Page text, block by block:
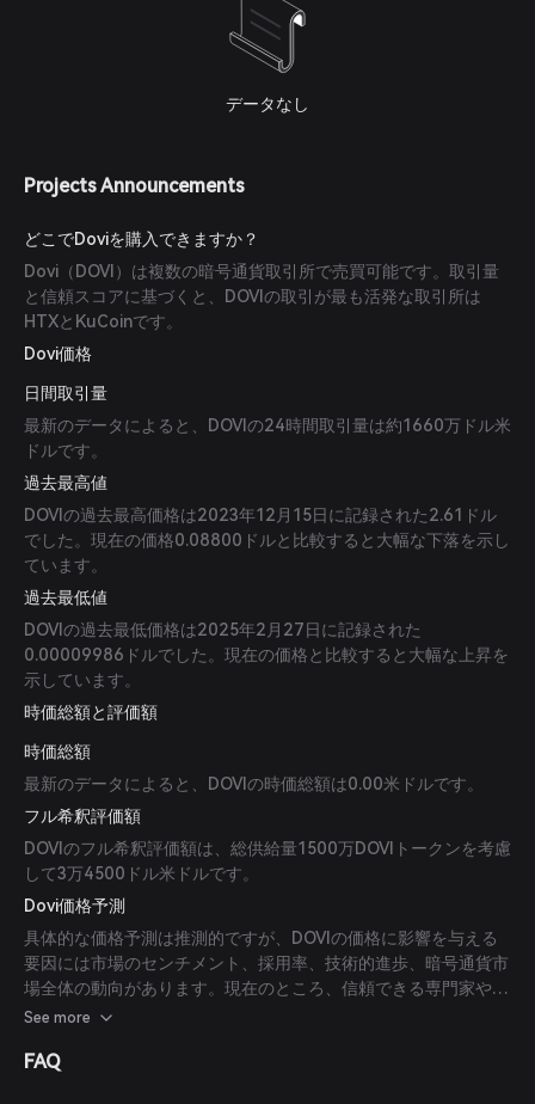
データなし
Projects Announcements
どこでDoviを購入できますか？
Dovi（DOVI）は複数の暗号通貨取引所で売買可能です。取引量
と信頼スコアに基づくと、DOVIの取引が最も活発な取引所は
HTXとKuCoinです。
Dovi価格
日間取引量
最新のデータによると、DOVIの24時間取引量は約1660万ドル米
ドルです。
過去最高値
DOVIの過去最高価格は2023年12月15日に記録された2.61ドル
でした。現在の価格0.08800ドルと比較すると大幅な下落を示し
ています。
過去最低値
DOVIの過去最低価格は2025年2月27日に記録された
0.00009986ドルでした。現在の価格と比較すると大幅な上昇を
示しています。
時価総額と評価額
時価総額
最新のデータによると、DOVIの時価総額は0.00米ドルです。
フル希釈評価額
DOVIのフル希釈評価額は、総供給量1500万DOVIトークンを考慮
して3万4500ドル米ドルです。
Dovi価格予測
具体的な価格予測は推測的ですが、DOVIの価格に影響を与える
要因には市場のセンチメント、採用率、技術的進歩、暗号通貨市
場全体の動向があります。現在のところ、信頼できる専門家や出
版物からの予測はありません。
See more
FAQ